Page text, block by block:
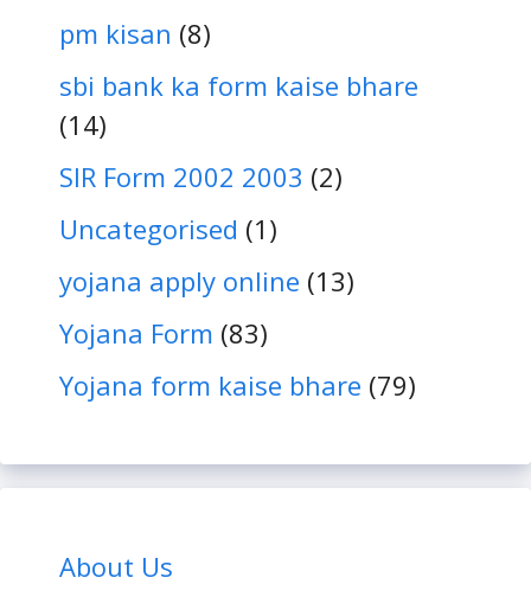
pm kisan (8)
sbi bank ka form kaise bhare
(14)
SIR Form 2002 2003 (2)
Uncategorised (1)
yojana apply online (13)
Yojana Form (83)
Yojana form kaise bhare (79)
About Us